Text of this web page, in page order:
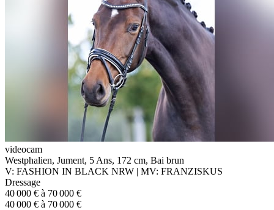
videocam
Westphalien, Jument, 5 Ans, 172 cm, Bai brun
V: FASHION IN BLACK NRW | MV: FRANZISKUS
Dressage
40 000 € à 70 000 €
40 000 € à 70 000 €